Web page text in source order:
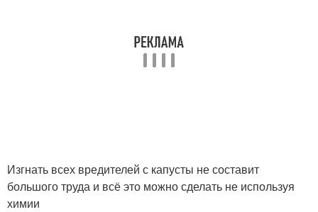
Известь от слизней Средства от слизней
Изгнать всех вредителей с капусты не составит
большого труда и всё это можно сделать не используя
химии